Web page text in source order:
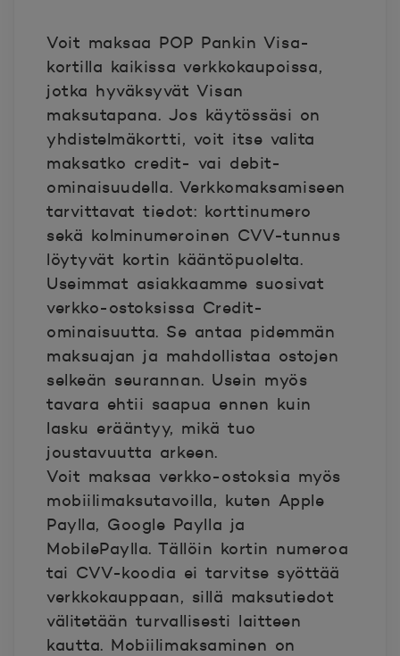
Voit maksaa POP Pankin Visa-
kortilla kaikissa verkkokaupoissa,
jotka hyväksyvät Visan
maksutapana. Jos käytössäsi on
yhdistelmäkortti, voit itse valita
maksatko credit- vai debit-
ominaisuudella. Verkkomaksamiseen
tarvittavat tiedot: korttinumero
sekä kolminumeroinen CVV-tunnus
löytyvät kortin kääntöpuolelta.
Useimmat asiakkaamme suosivat
verkko-ostoksissa Credit-
ominaisuutta. Se antaa pidemmän
maksuajan ja mahdollistaa ostojen
selkeän seurannan. Usein myös
tavara ehtii saapua ennen kuin
lasku erääntyy, mikä tuo
joustavuutta arkeen.
Voit maksaa verkko-ostoksia myös
mobiilimaksutavoilla, kuten Apple
Paylla, Google Paylla ja
MobilePaylla. Tällöin kortin numeroa
tai CVV-koodia ei tarvitse syöttää
verkkokauppaan, sillä maksutiedot
välitetään turvallisesti laitteen
kautta. Mobiilimaksaminen on